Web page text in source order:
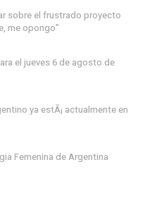
sobre el frustrado proyecto
me opongo”
el jueves 6 de agosto de
ya estÃ¡ actualmente en
Femenina de Argentina